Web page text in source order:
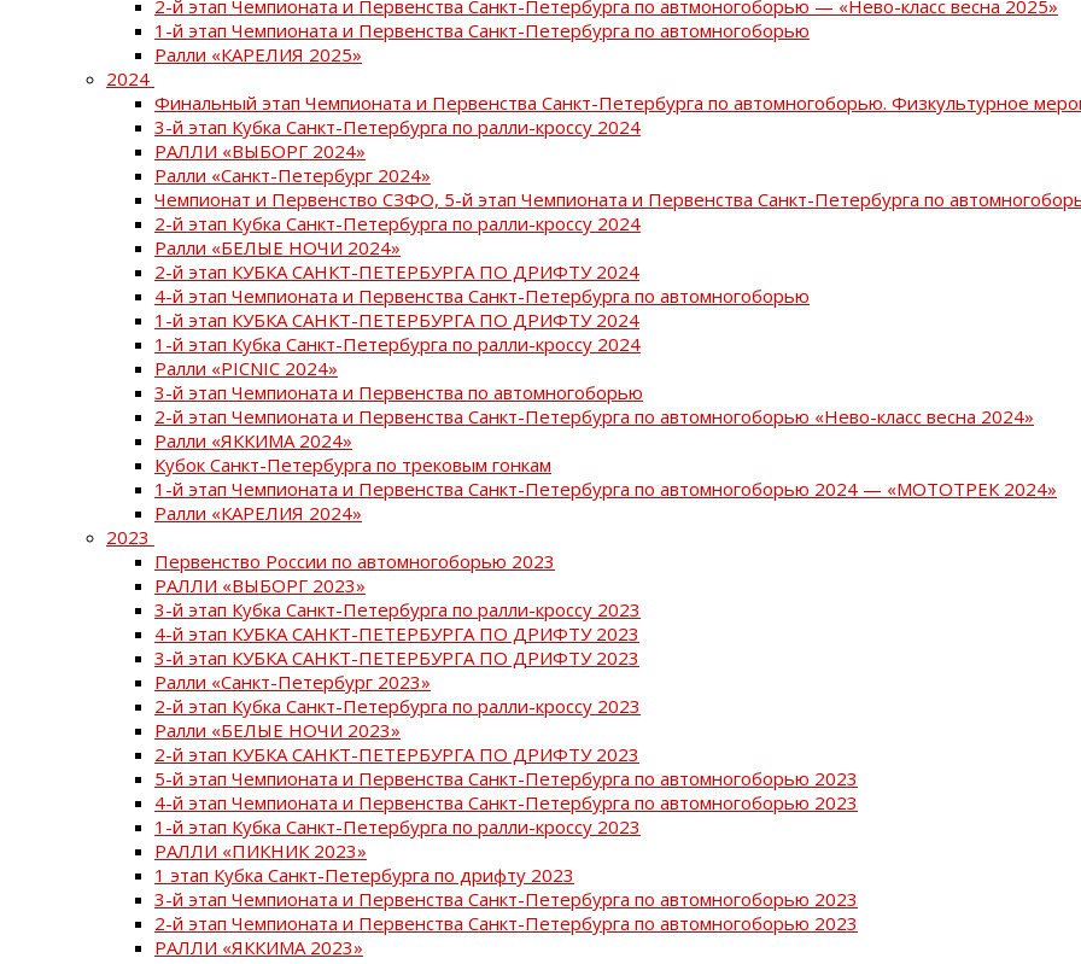
2-й этап Чемпионата и Первенства Санкт-Петербурга по автмоногоборью — «Нево-класс весна 2025»
1-й этап Чемпионата и Первенства Санкт-Петербурга по автомногоборью
Ралли «КАРЕЛИЯ 2025»
2024
Финальный этап Чемпионата и Первенства Санкт-Петербурга по автомногоборью. Физкультурное
3-й этап Кубка Санкт-Петербурга по ралли-кроссу 2024
РАЛЛИ «ВЫБОРГ 2024»
Ралли «Санкт-Петербург 2024»
Чемпионат и Первенство СЗФО, 5-й этап Чемпионата и Первенства Санкт-Петербурга по
2-й этап Кубка Санкт-Петербурга по ралли-кроссу 2024
Ралли «БЕЛЫЕ НОЧИ 2024»
2-й этап КУБКА САНКТ-ПЕТЕРБУРГА ПО ДРИФТУ 2024
4-й этап Чемпионата и Первенства Санкт-Петербурга по автомногоборью
1-й этап КУБКА САНКТ-ПЕТЕРБУРГА ПО ДРИФТУ 2024
1-й этап Кубка Санкт-Петербурга по ралли-кроссу 2024
Ралли «PICNIC 2024»
3-й этап Чемпионата и Первенства по автомногоборью
2-й этап Чемпионата и Первенства Санкт-Петербурга по автомногоборью «Нево-класс весна 2024»
Ралли «ЯККИМА 2024»
Кубок Санкт-Петербурга по трековым гонкам
1-й этап Чемпионата и Первенства Санкт-Петербурга по автомногоборью 2024 — «МОТОТРЕК 2024»
Ралли «КАРЕЛИЯ 2024»
2023
Первенство России по автомногоборью 2023
РАЛЛИ «ВЫБОРГ 2023»
3-й этап Кубка Санкт-Петербурга по ралли-кроссу 2023
4-й этап КУБКА САНКТ-ПЕТЕРБУРГА ПО ДРИФТУ 2023
3-й этап КУБКА САНКТ-ПЕТЕРБУРГА ПО ДРИФТУ 2023
Ралли «Санкт-Петербург 2023»
2-й этап Кубка Санкт-Петербурга по ралли-кроссу 2023
Ралли «БЕЛЫЕ НОЧИ 2023»
2-й этап КУБКА САНКТ-ПЕТЕРБУРГА ПО ДРИФТУ 2023
5-й этап Чемпионата и Первенства Санкт-Петербурга по автомногоборью 2023
4-й этап Чемпионата и Первенства Санкт-Петербурга по автомногоборью 2023
1-й этап Кубка Санкт-Петербурга по ралли-кроссу 2023
РАЛЛИ «ПИКНИК 2023»
1 этап Кубка Санкт-Петербурга по дрифту 2023
3-й этап Чемпионата и Первенства Санкт-Петербурга по автомногоборью 2023
2-й этап Чемпионата и Первенства Санкт-Петербурга по автомногоборью 2023
РАЛЛИ «ЯККИМА 2023»